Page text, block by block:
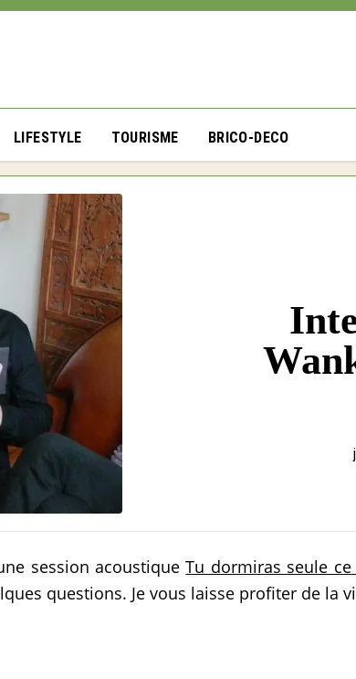
LIFESTYLE TOURISME BRICO-DECO
session acoustiqueTu dormiras seule
questions. Je vous laisse profiter de la